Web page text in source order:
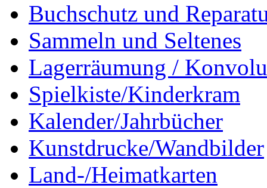
Buchschutz und
Sammeln und Seltenes
Lagerräumung /
Spielkiste/Kinderkram
Kalender/Jahrbücher
Kunstdrucke/Wandbilder
Land-/Heimatkarten